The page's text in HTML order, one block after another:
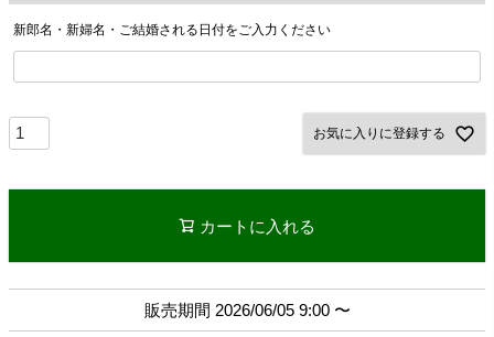
新郎名・新婦名・ご結婚される日付をご入力ください
お気に入りに登録する
カートに入れる
販売期間 2026/06/05 9:00 〜